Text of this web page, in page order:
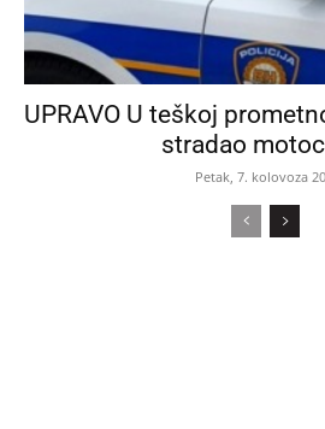
UPRAVO U teškoj
stradao
Petak, 7. kolovoza